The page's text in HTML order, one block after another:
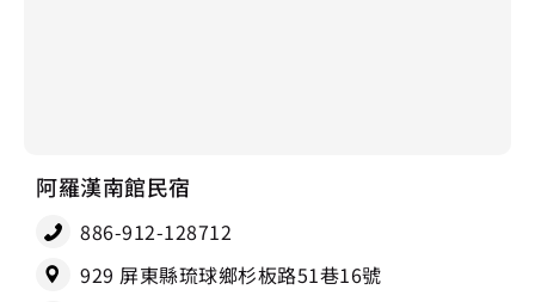
阿羅漢南館民宿
886-912-128712
929 屏東縣琉球鄉杉板路51巷16號